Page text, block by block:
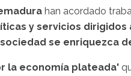
han acordado
y servicios dirigidos
se enriquezca
la economía plateada'